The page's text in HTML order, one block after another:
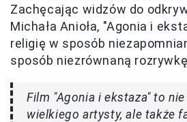
Zachęcając widzów do
Michała Anioła, "Agonia i
religię w sposób
sposób niezrównaną
Film "Agonia i ekstaza" to
wielkiego artysty, ale także